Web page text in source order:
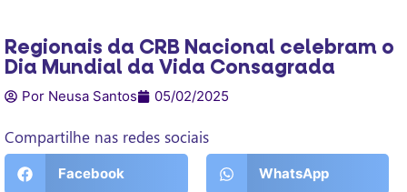
Regionais da CRB Nacional celebram o
Dia Mundial da Vida Consagrada
Por Neusa Santos 05/02/2025
Compartilhe nas redes sociais
Facebook WhatsApp